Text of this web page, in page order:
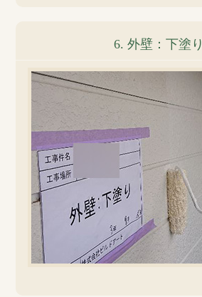
6. 外壁：下塗り